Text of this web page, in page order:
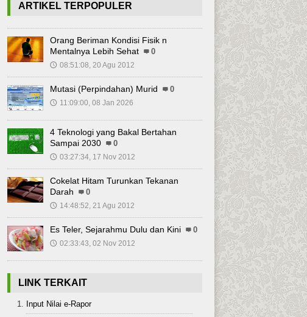
ARTIKEL TERPOPULER
Orang Beriman Kondisi Fisik n
Mentalnya Lebih Sehat
0
🕔 08:51:08, 20 Agu 2012
Mutasi (Perpindahan) Murid 0
🕔 11:09:00, 08 Jan 2026
4 Teknologi yang Bakal Bertahan
Sampai 2030
0
🕔 03:27:34, 17 Nov 2012
Cokelat Hitam Turunkan Tekanan
Darah
0
🕔 14:48:52, 21 Agu 2012
Es Teler, Sejarahmu Dulu dan Kini 0
🕔 02:33:43, 02 Nov 2012
LINK TERKAIT
Input Nilai e-Rapor